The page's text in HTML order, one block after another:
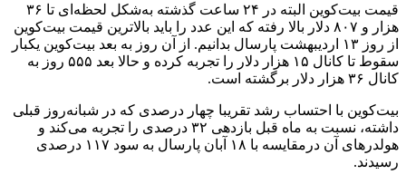
قیمت بیت‌کوین البته در ۲۴ ساعت گذشته به‌شکل لحظه‌ای تا ۳۶
هزار و ۸۰۷ دلار بالا رفته که این عدد را باید بالاترین قیمت بیت‌کوین
از روز ۱۳ اردیبهشت پارسال بدانیم. از آن روز به بعد بیت‌کوین یکبار
سقوط تا کانال ۱۵ هزار دلار را تجربه کرده و حالا بعد ۵۵۵ روز به
کانال ۳۶ هزار دلار برگشته است.
بیت‌کوین با احتساب رشد تقریبا چهار درصدی که در شبانه‌روز قبلی
داشته، نسبت به ماه قبل بازدهی ۳۲ درصدی را تجربه می‌کند و
هولدر‌های آن درمقایسه با ۱۸ آبان پارسال به سود ۱۱۷ درصدی
رسیدند.